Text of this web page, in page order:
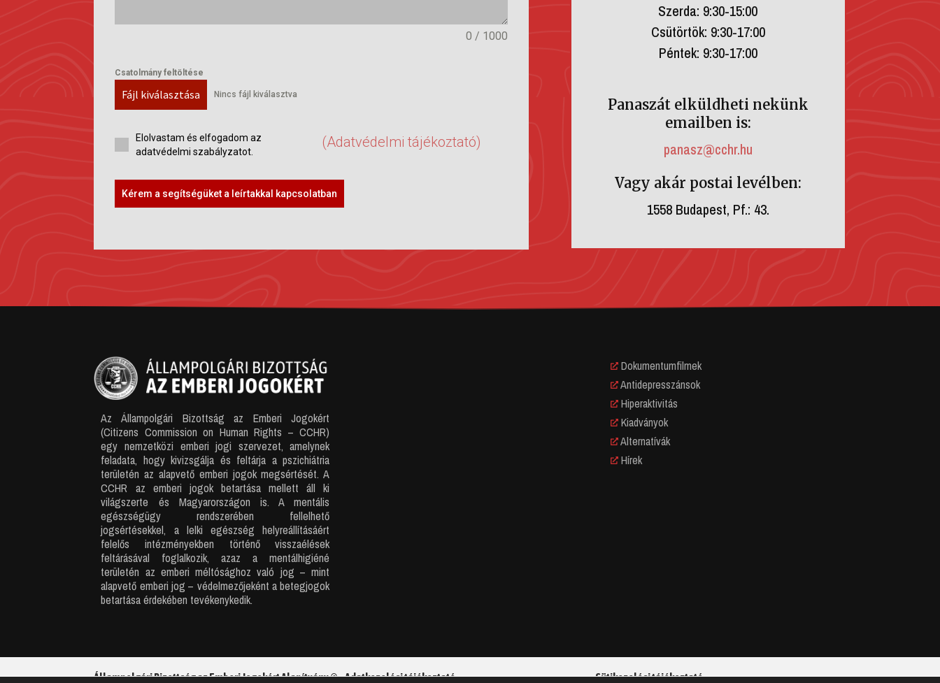
0 / 1000
Csatolmány feltöltése
Fájl kiválasztása Nincs fájl kiválasztva
Elolvastam és elfogadom az
adatvédelmi szabályzatot.
(Adatvédelmi tájékoztató)
Kérem a segítségüket a leírtakkal kapcsolatban
Szerda: 9:30-15:00
Csütörtök: 9:30-17:00
Péntek: 9:30-17:00
Panaszát elküldheti nekünk
emailben is:
panasz@cchr.hu
Vagy akár postai levélben:
1558 Budapest, Pf.: 43.
Az Állampolgári Bizottság az Emberi Jogokért
(Citizens Commission on Human Rights – CCHR)
egy nemzetközi emberi jogi szervezet, amelynek
feladata, hogy kivizsgálja és feltárja a pszichiátria
területén az alapvető emberi jogok megsértését. A
CCHR az emberi jogok betartása mellett áll ki
világszerte és Magyarországon is. A mentális
egészségügy rendszerében fellelhető
jogsértésekkel, a lelki egészség helyreállításáért
felelős intézményekben történő visszaélések
feltárásával foglalkozik, azaz a mentálhigiéné
területén az emberi méltósághoz való jog – mint
alapvető emberi jog – védelmezőjeként a betegjogok
betartása érdekében tevékenykedik.
Dokumentumfilmek
Antidepresszánsok
Hiperaktivitás
Kiadványok
Alternatívák
Hírek
Állampolgári Bizottság az Emberi Jogokért Alapítvány © Adatkezelési tájékoztató Sütikezelési tájékoztató